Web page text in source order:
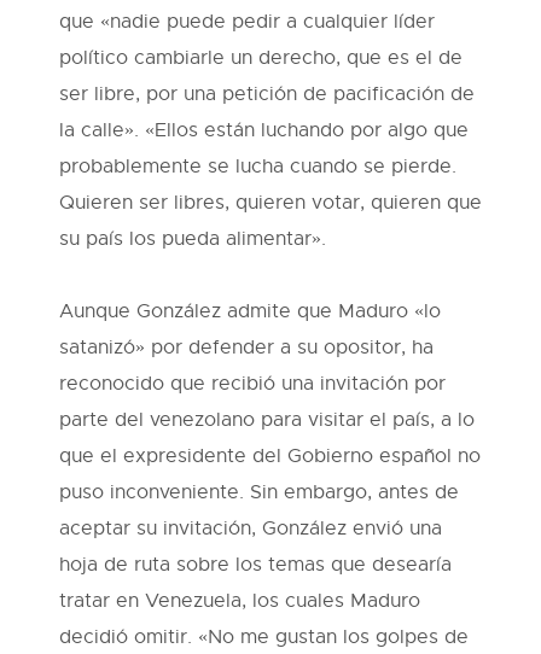
que «nadie puede pedir a cualquier líder
político cambiarle un derecho, que es el de
ser libre, por una petición de pacificación de
la calle». «Ellos están luchando por algo que
probablemente se lucha cuando se pierde.
Quieren ser libres, quieren votar, quieren que
su país los pueda alimentar».
Aunque González admite que Maduro «lo
satanizó» por defender a su opositor, ha
reconocido que recibió una invitación por
parte del venezolano para visitar el país, a lo
que el expresidente del Gobierno español no
puso inconveniente. Sin embargo, antes de
aceptar su invitación, González envió una
hoja de ruta sobre los temas que desearía
tratar en Venezuela, los cuales Maduro
decidió omitir. «No me gustan los golpes de